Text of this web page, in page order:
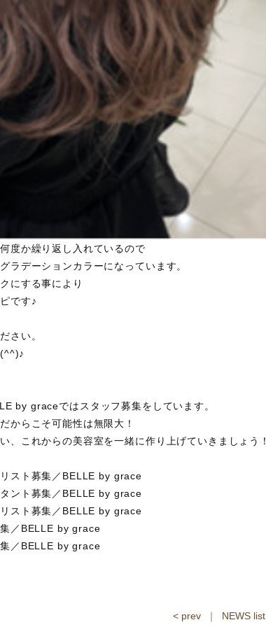
度か繰り返し入れているので
ラデーションカラーになっています。
にする事により
です♪
さい。
by graceではスタッフ募集をしています。
からこそ可能性は無限大！
、これからの美容室を一緒に作り上げていきましょう！
スト募集／BELLE by grace
ント募集／BELLE by grace
スト募集／BELLE by grace
集／BELLE by grace
集／BELLE by grace
< prev ｜ NEWS list